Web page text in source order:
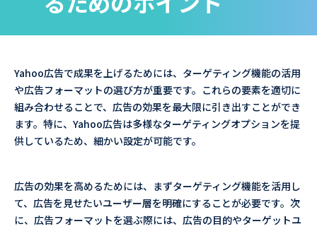
Yahoo広告で成果を上げるためには、ターゲティング機能の活用
や広告フォーマットの選び方が重要です。これらの要素を適切に
組み合わせることで、広告の効果を最大限に引き出すことができ
ます。特に、Yahoo広告は多様なターゲティングオプションを提
供しているため、細かい設定が可能です。
広告の効果を高めるためには、まずターゲティング機能を活用し
て、広告を見せたいユーザー層を明確にすることが必要です。次
に、広告フォーマットを選ぶ際には、広告の目的やターゲットユ